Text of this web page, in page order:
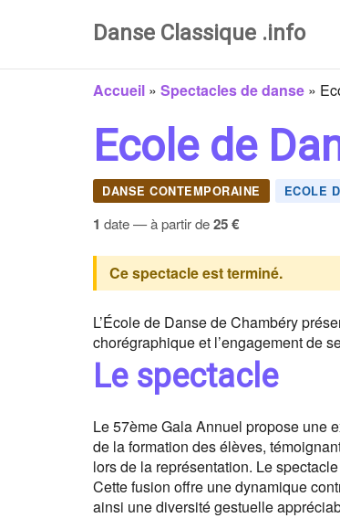
Danse Classique .info
Accueil » Spectacles de danse »
Ecole de
DANSE CONTEMPORAINE ECOLE
1 date — à partir de25 €
Ce spectacle est terminé.
L’École de Danse de Chambéry
chorégraphique et l’engagement de
Le spectacle
Le 57ème Gala Annuel propose une
de la formation des élèves,
lors de la représentation. Le
Cette fusion offre une dynamique
ainsi une diversité gestuelle